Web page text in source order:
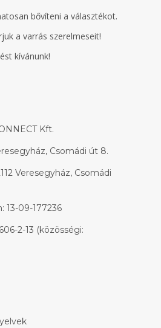
bővíteni a választékot.
a varrás szerelmeseit!
kívánunk!
Kft.
Csomádi út 8.
Veresegyház, Csomádi
13-09-177236
2-13 (közösségi: